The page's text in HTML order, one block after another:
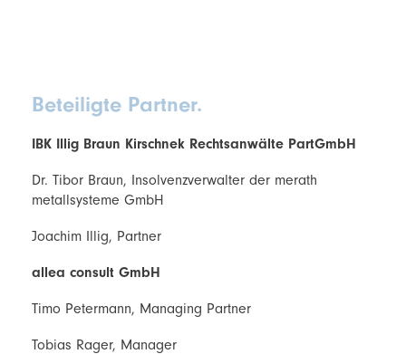
Beteiligte Partner.
IBK Illig Braun Kirschnek Rechtsanwälte PartGmbH
Dr. Tibor Braun, Insolvenzverwalter der merath
metallsysteme GmbH
Joachim Illig, Partner
allea consult GmbH
Timo Petermann, Managing Partner
Tobias Rager, Manager